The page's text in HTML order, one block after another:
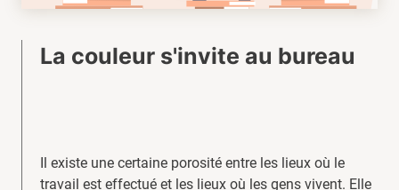
La couleur s'invite au bureau
Il existe une certaine porosité entre les lieux où le
travail est effectué et les lieux où les gens vivent. Elle